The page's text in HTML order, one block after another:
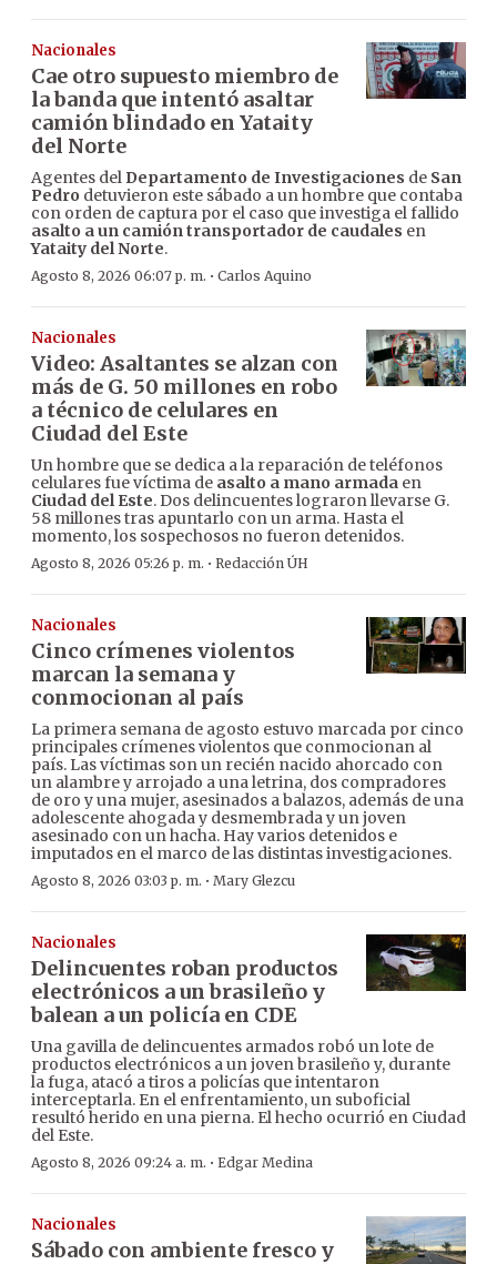
Nacionales
Cae otro supuesto miembro de
la banda que intentó asaltar
camión blindado en Yataity
del Norte
Agentes del Departamento de Investigaciones de San
Pedro detuvieron este sábado a un hombre que contaba
con orden de captura por el caso que investiga el fallido
asalto a un camión transportador de caudales en
Yataity del Norte.
Agosto 8, 2026 06:07 p. m. · Carlos Aquino
Nacionales
Video: Asaltantes se alzan con
más de G. 50 millones en robo
a técnico de celulares en
Ciudad del Este
Un hombre que se dedica a la reparación de teléfonos
celulares fue víctima de asalto a mano armada en
Ciudad del Este. Dos delincuentes lograron llevarse G.
58 millones tras apuntarlo con un arma. Hasta el
momento, los sospechosos no fueron detenidos.
Agosto 8, 2026 05:26 p. m. · Redacción ÚH
Nacionales
Cinco crímenes violentos
marcan la semana y
conmocionan al país
La primera semana de agosto estuvo marcada por cinco
principales crímenes violentos que conmocionan al
país. Las víctimas son un recién nacido ahorcado con
un alambre y arrojado a una letrina, dos compradores
de oro y una mujer, asesinados a balazos, además de una
adolescente ahogada y desmembrada y un joven
asesinado con un hacha. Hay varios detenidos e
imputados en el marco de las distintas investigaciones.
Agosto 8, 2026 03:03 p. m. · Mary Glezcu
Nacionales
Delincuentes roban productos
electrónicos a un brasileño y
balean a un policía en CDE
Una gavilla de delincuentes armados robó un lote de
productos electrónicos a un joven brasileño y, durante
la fuga, atacó a tiros a policías que intentaron
interceptarla. En el enfrentamiento, un suboficial
resultó herido en una pierna. El hecho ocurrió en Ciudad
del Este.
Agosto 8, 2026 09:24 a. m. · Edgar Medina
Nacionales
Sábado con ambiente fresco y